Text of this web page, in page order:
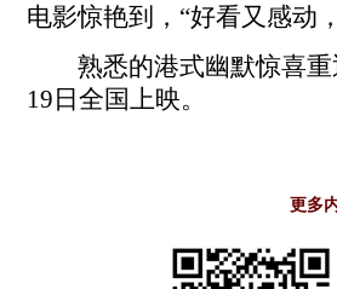
电影惊艳到，“好看又感动
熟悉的港式幽默惊喜重
19日全国上映。
更多